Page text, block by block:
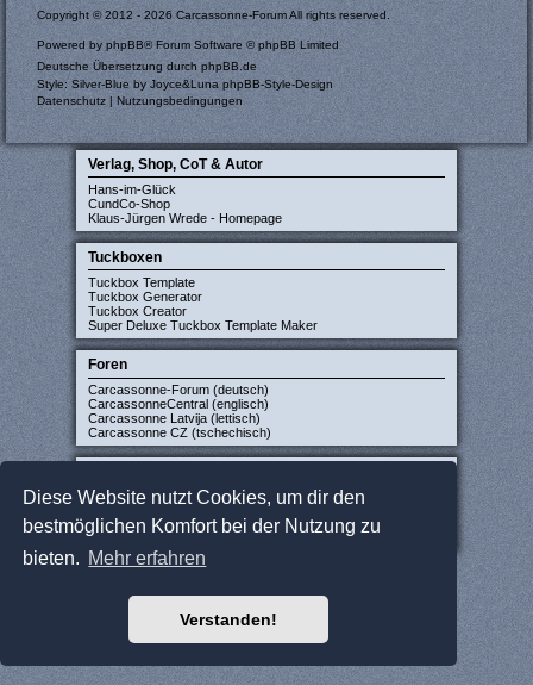
Diese Website nutzt Cookies, um dir den
bestmöglichen Komfort bei der Nutzung zu
bieten. Mehr erfahren
Verstanden!
Copyright © 2012 - 2026 Carcassonne-Forum All rights reserved.
Powered by phpBB® Forum Software © phpBB Limited
Deutsche Übersetzung durch phpBB.de
Style: Silver-Blue by Joyce&Luna phpBB-Style-Design
Datenschutz | Nutzungsbedingungen
Verlag, Shop, CoT & Autor
Hans-im-Glück
CundCo-Shop
Klaus-Jürgen Wrede - Homepage
Tuckboxen
Tuckbox Template
Tuckbox Generator
Tuckbox Creator
Super Deluxe Tuckbox Template Maker
Foren
Carcassonne-Forum (deutsch)
CarcassonneCentral (englisch)
Carcassonne Latvija (lettisch)
Carcassonne CZ (tschechisch)
JCloisterZone
WikiCarpedia
BoardGameGeek